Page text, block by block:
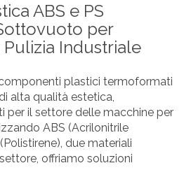
ABS e PS
per
Industriale
plastici termoformati
alta qualità estetica,
per il settore delle macchine per
ABS (Acrilonitrile
due materiali
offriamo soluzioni